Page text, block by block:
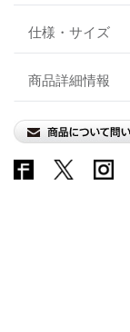
仕様・サイズ
商品詳細情報